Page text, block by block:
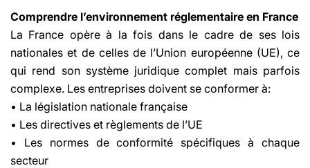
Comprendre l’environnement réglementaire en France
La France opère à la fois dans le cadre de ses lois
nationales et de celles de l’Union européenne (UE), ce
qui rend son système juridique complet mais parfois
complexe. Les entreprises doivent se conformer à:
• La législation nationale française
• Les directives et règlements de l’UE
• Les normes de conformité spécifiques à chaque
secteur